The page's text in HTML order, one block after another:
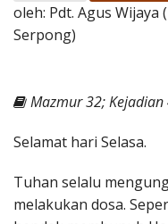
Berita Kegiatan
Materi
oleh: Pdt. Agus Wijaya
Serpong)
Mazmur 32;
Selamat hari Selasa.
Tuhan selalu
melakukan dosa.